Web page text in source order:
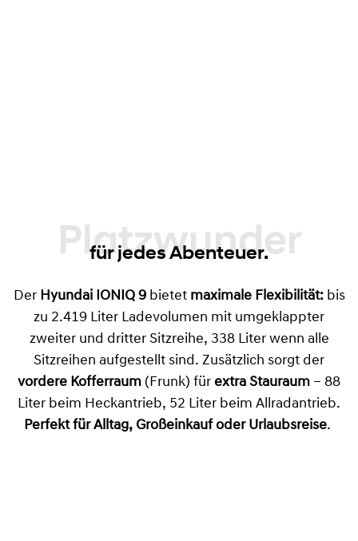
Platzwunder
für jedes Abenteuer.
Der Hyundai IONIQ 9bietet maximale Flexibilität: bis
zu 2.419 Liter Ladevolumen mit umgeklappter
zweiter und dritter Sitzreihe, 338 Liter wenn alle
Sitzreihen aufgestellt sind. Zusätzlich sorgt der
vordere Kofferraum (Frunk) für extra Stauraum – 88
Liter beim Heckantrieb, 52 Liter beim Allradantrieb.
Perfekt für Alltag, Großeinkauf oder Urlaubsreise.